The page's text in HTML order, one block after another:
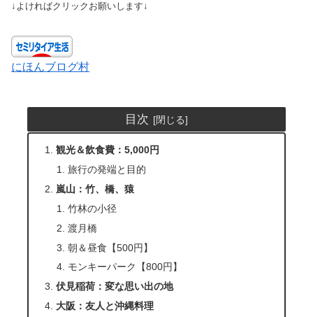
↓よければクリックお願いします↓
にほんブログ村
目次
観光＆飲食費：5,000円
旅行の発端と目的
嵐山：竹、橋、猿
竹林の小径
渡月橋
朝＆昼食【500円】
モンキーパーク【800円】
伏見稲荷：変な思い出の地
大阪：友人と沖縄料理